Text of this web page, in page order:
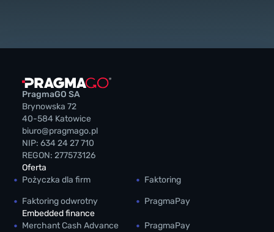
PragmaGO SA
Brynowska 72
40-584 Katowice
biuro@pragmago.pl
NIP: 634 24 27 710
REGON: 277573126
Oferta
Pożyczka dla firm
Faktoring
Faktoring odwrotny
PragmaPay
Embedded finance
Merchant Cash Advance
PragmaPay